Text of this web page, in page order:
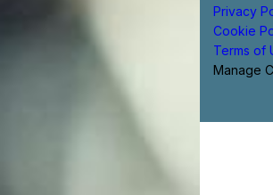
Privacy
Cookie
Terms of
Manage